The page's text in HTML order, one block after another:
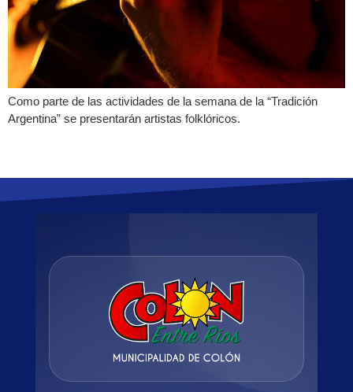
Como parte de las actividades de la semana de la “Tradición
Argentina” se presentarán artistas folklóricos.